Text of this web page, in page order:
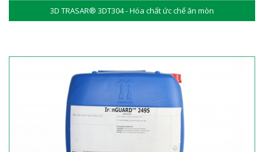
3D TRASAR® 3DT304 - Hóa chất ức chế ăn mòn